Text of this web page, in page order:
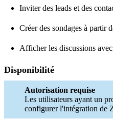
Inviter des leads et des
Créer des sondages à partir
Afficher les discussions
Disponibilité
Autorisation requise
Les utilisateurs ayant un
configurer l'intégration de